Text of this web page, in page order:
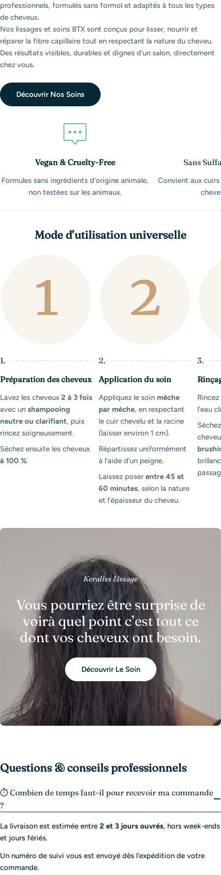
professionnels, formulés sans formol et adaptés à tous les types
de cheveux.
Nos lissages et soins BTX sont conçus pour lisser, nourrir et
réparer la fibre capillaire tout en respectant la nature du cheveu.
Des résultats visibles, durables et dignes d’un salon, directement
chez vous.
Découvrir Nos Soins
Vegan & Cruelty-Free
Formules sans ingrédients d’origine animale,
non testées sur les animaux.
Sans
Convient aux
Mode d’utilisation universelle
1.
Préparation des cheveux
Lavez les cheveux 2 à 3 fois
avec un shampooing
neutre ou clarifiant, puis
rincez soigneusement.
Séchez ensuite les cheveux
à 100 %.
2.
Application du soin
Appliquez le soinmèche
par mèche, en respectant
le cuir chevelu et la racine
(laisser environ 1 cm).
Répartissez uniformément
à l’aide d’un peigne.
Laissez poserentre 45 et
60 minutes, selon la nature
et l’épaisseur du cheveu.
3.
l’eau
Keraliss Lissage
Vous pourriez être surprise de
voirà quel point c’est tout ce
dont vos cheveux ont besoin.
Découvrir Le Soin
Questions & conseils professionnels
⏱️ Combien de temps faut-il pour recevoir ma commande
?
La livraison est estimée entre 2 et 3 jours ouvrés, hors week-ends
et jours fériés.
Un numéro de suivi vous est envoyé dès l’expédition de votre
commande.